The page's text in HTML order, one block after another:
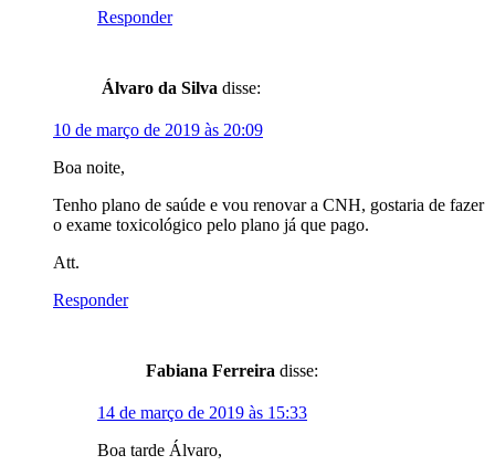
Responder
Álvaro da Silva disse:
10 de março de 2019 às 20:09
Boa noite,
Tenho plano de saúde e vou renovar a CNH, gostaria de fazer
o exame toxicológico pelo plano já que pago.
Att.
Responder
Fabiana Ferreira disse:
14 de março de 2019 às 15:33
Boa tarde Álvaro,